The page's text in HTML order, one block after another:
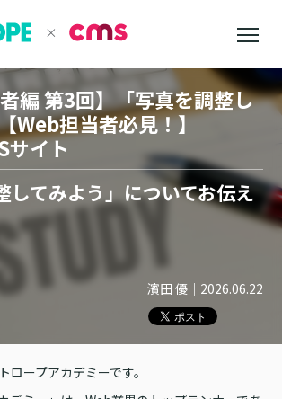
者編 第3回】「写真を調整し
Web担当者必見！】
サイト
してみよう」についてお伝え
濱田 優 ｜ 2026.06.22
ロープアカデミーです。